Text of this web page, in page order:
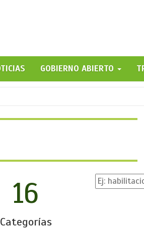
GOBIERNO ABIERTO
16
Categorías